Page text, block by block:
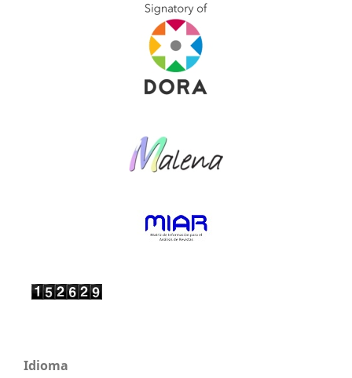
Idioma